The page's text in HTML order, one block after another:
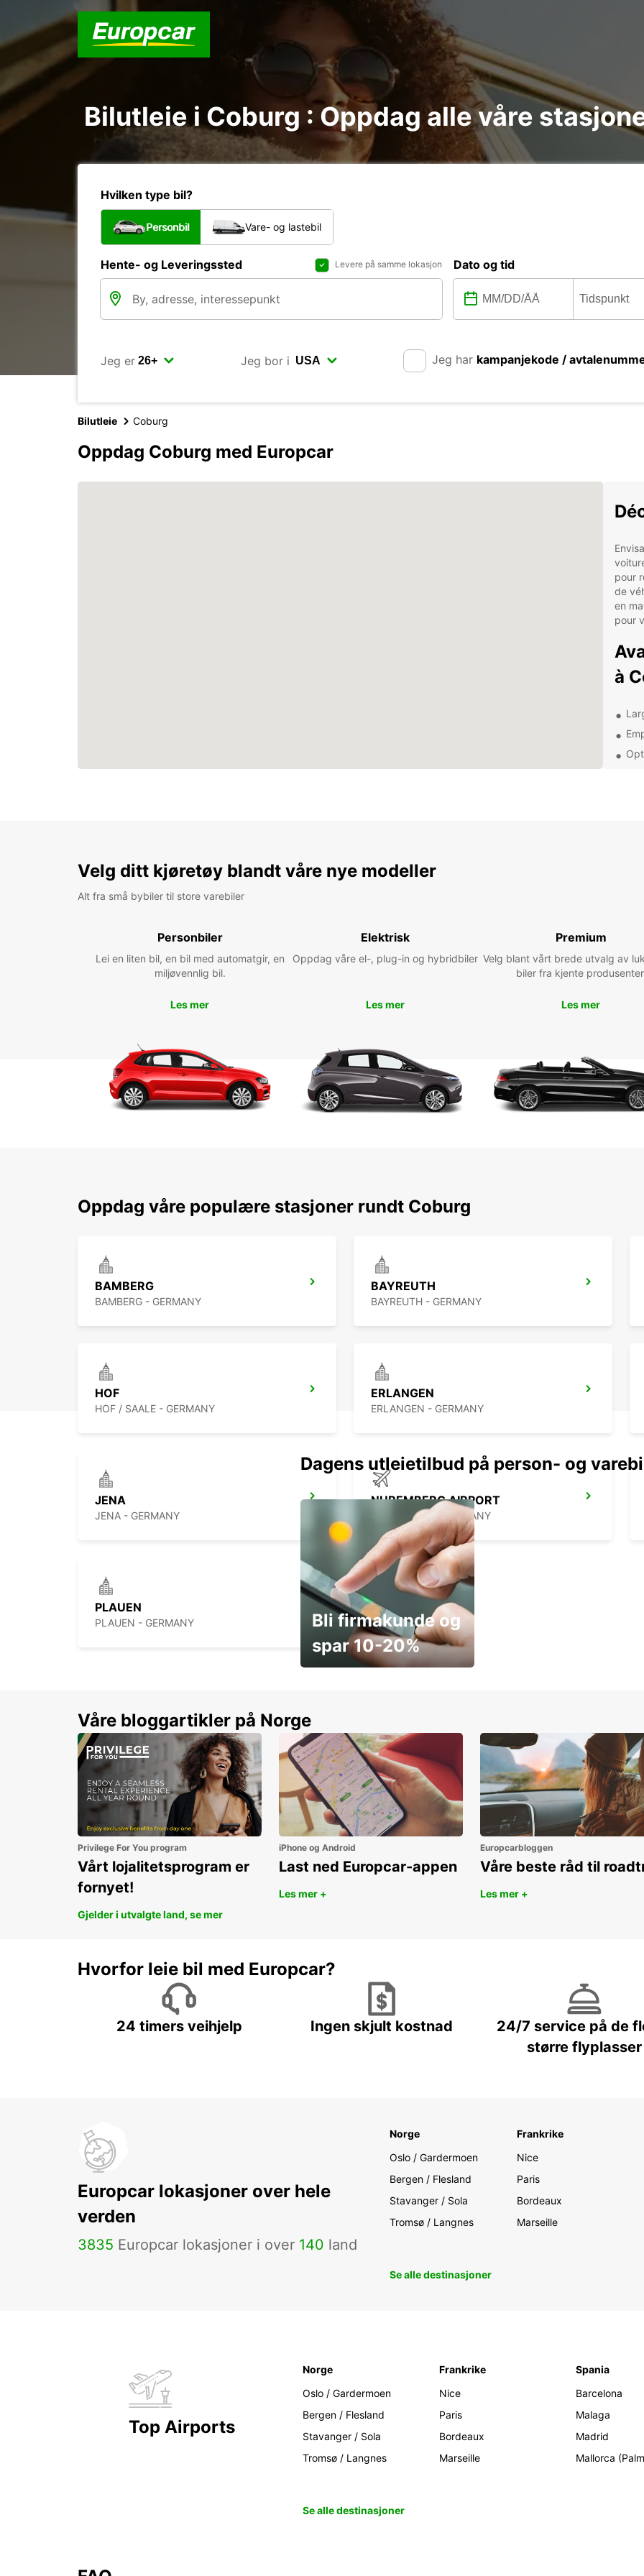
Bilutleie i Coburg : Oppdag alle våre
Hvilken type bil?
Personbil Vare- og lastebil
Hente- og Leveringssted Levere på samme lokasjon Dato og tid
Jeg er Jeg bor i Jeg har kampanjekode /
Bilutleie Coburg
Oppdag Coburg med Europcar
pour
de
en
pour
à
Velg ditt kjøretøy blandt våre nye modeller
Alt fra små bybiler til store varebiler
Personbiler
Lei en liten bil, en bil med automatgir, en
miljøvennlig bil.
Les mer
Elektrisk
Oppdag våre el-, plug-in og hybridbiler
Les mer
Premium
Velg blant vårt brede utvalg av
biler fra kjente
Les mer
Oppdag våre populære stasjoner rundt Coburg
BAMBERG
BAMBERG - GERMANY
BAYREUTH
BAYREUTH - GERMANY
HOF
HOF / SAALE - GERMANY
ERLANGEN
ERLANGEN - GERMANY
JENA
JENA - GERMANY
NUREMBERG AIRPORT
NUERNBERG - GERMANY
PLAUEN
PLAUEN - GERMANY
Dagens utleietilbud på person- og
Bli firmakunde og
spar 10-20%
Våre bloggartikler på Norge
Privilege For You program
Vårt lojalitetsprogram er
fornyet!
Gjelder i utvalgte land, se mer
iPhone og Android
Last ned Europcar-appen
Les mer +
Europcarbloggen
Våre beste råd til
Les mer +
Hvorfor leie bil med Europcar?
24 timers veihjelp Ingen skjult kostnad
24/7 service på de
større flyplasser
Europcar lokasjoner over hele
verden
3835 Europcar lokasjoner i over 140 land
Norge
Oslo / Gardermoen
Bergen / Flesland
Stavanger / Sola
Tromsø / Langnes
Frankrike
Nice
Paris
Bordeaux
Marseille
Se alle destinasjoner
Top Airports
Norge
Oslo / Gardermoen
Bergen / Flesland
Stavanger / Sola
Tromsø / Langnes
Frankrike
Nice
Paris
Bordeaux
Marseille
Spania
Barcelona
Malaga
Madrid
Mallorca
Se alle destinasjoner